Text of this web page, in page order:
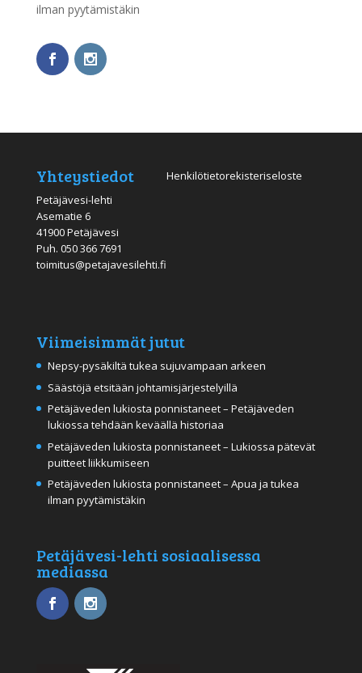
ilman pyytämistäkin
Yhteystiedot
Petäjävesi-lehti
Asematie 6
41900 Petäjävesi
Puh. 050 366 7691
toimitus@petajavesilehti.fi
Henkilötietorekisteriseloste
Viimeisimmät jutut
Nepsy-pysäkiltä tukea sujuvampaan arkeen
Säästöjä etsitään johtamisjärjestelyillä
Petäjäveden lukiosta ponnistaneet – Petäjäveden
lukiossa tehdään keväällä historiaa
Petäjäveden lukiosta ponnistaneet – Lukiossa pätevät
puitteet liikkumiseen
Petäjäveden lukiosta ponnistaneet – Apua ja tukea
ilman pyytämistäkin
Petäjävesi-lehti sosiaalisessa
mediassa